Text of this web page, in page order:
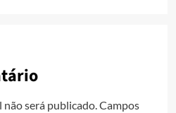
será publicado. Campos